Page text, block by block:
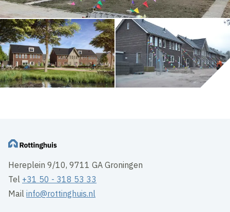
Hereplein 9/10, 9711 GA Groningen
Tel +31 50 - 318 53 33
Mailinfo@rottinghuis.nl